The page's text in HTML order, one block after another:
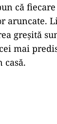
că
aruncate.
greșită
mai
casă.